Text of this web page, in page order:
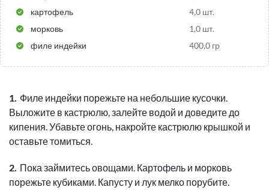
картофель
4,0 шт.
морковь
1,0 шт.
филе индейки
400,0 гр
Филе индейки порежьте на небольшие кусочки.
Выложите в кастрюлю, залейте водой и доведите до
кипения. Убавьте огонь, накройте кастрюлю крышкой и
оставьте томиться.
Пока займитесь овощами. Картофель и морковь
порежьте кубиками. Капусту и лук мелко порубите.